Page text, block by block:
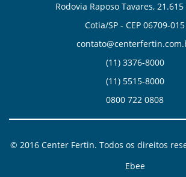
Rodovia Raposo Tavares, 21.615
Cotia/SP - CEP 06709-015
(11) 3376-8000
(11) 5515-8000
0800 722 0808
© 2016 Center Fertin. Todos os direitos
Ebee